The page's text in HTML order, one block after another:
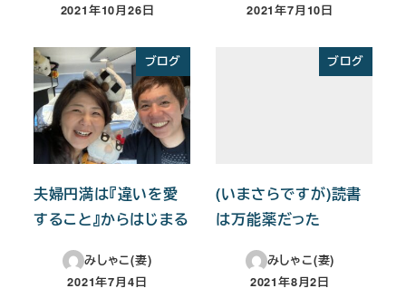
投稿日
2021年10月26日
投稿日
2021年7月10日
ブログ
夫婦円満は『違いを愛
すること』からはじまる
みしゃこ(妻)
投稿日
2021年7月4日
ブログ
(いまさらですが)読書
は万能薬だった
みしゃこ(妻)
投稿日
2021年8月2日